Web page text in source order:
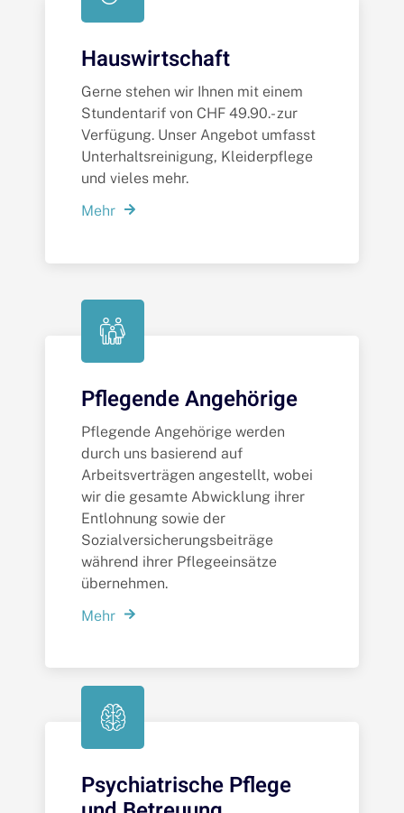
Hauswirtschaft
Gerne stehen wir Ihnen mit einem
Stundentarif von CHF 49.90.- zur
Verfügung. Unser Angebot umfasst
Unterhaltsreinigung, Kleiderpflege
und vieles mehr.
Mehr
Pflegende Angehörige
Pflegende Angehörige werden
durch uns basierend auf
Arbeitsverträgen angestellt, wobei
wir die gesamte Abwicklung ihrer
Entlohnung sowie der
Sozialversicherungsbeiträge
während ihrer Pflegeeinsätze
übernehmen.
Mehr
Psychiatrische Pflege